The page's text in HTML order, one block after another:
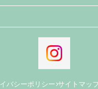
バシーポリシー サイトマッ